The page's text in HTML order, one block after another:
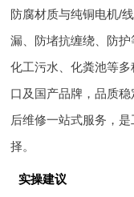
防腐材质与纯铜电机/
漏、防堵抗缠绕、防护
化工污水、化粪池等
口及国产品牌，品质
后维修一站式服务，
择。
实操建议